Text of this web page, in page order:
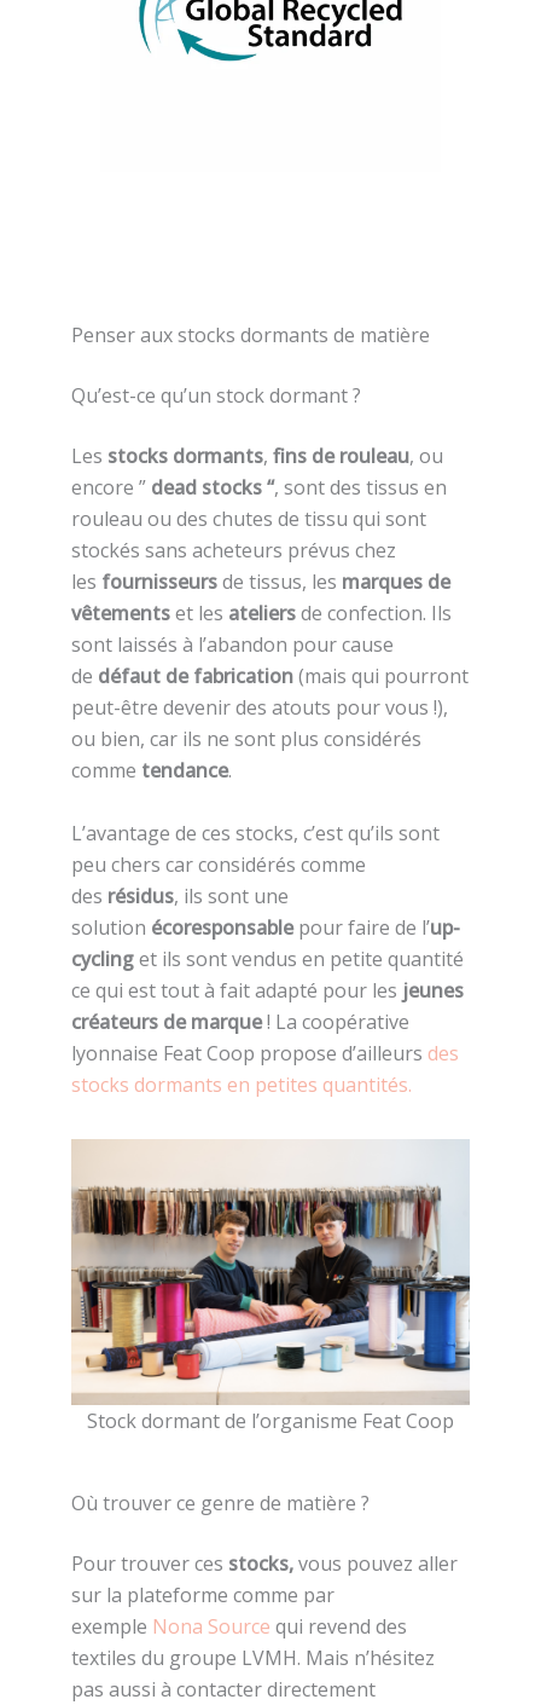
Penser aux stocks dormants de matière
Qu’est-ce qu’un stock dormant ?
Les stocks dormants, fins de rouleau, ou
encore ” dead stocks “, sont des tissus en
rouleau ou des chutes de tissu qui sont
stockés sans acheteurs prévus chez
les fournisseursde tissus, les marques de
vêtementset les ateliersde confection. Ils
sont laissés à l’abandon pour cause
de défaut de fabrication(mais qui pourront
peut-être devenir des atouts pour vous !),
ou bien, car ils ne sont plus considérés
comme tendance.
L’avantage de ces stocks, c’est qu’ils sont
peu chers car considérés comme
des résidus, ils sont une
solution écoresponsablepour faire de l’up-
cyclinget ils sont vendus en petite quantité
ce qui est tout à fait adapté pour les jeunes
créateurs de marque! La coopérative
lyonnaise Feat Coop propose d’ailleurs des
stocks dormants en petites quantités.
Stock dormant de l’organisme Feat Coop
Où trouver ce genre de matière ?
Pour trouver ces stocks,vous pouvez aller
sur la plateforme comme par
exemple Nona Source qui revend des
textiles du groupe LVMH. Mais n’hésitez
pas aussi à contacter directement